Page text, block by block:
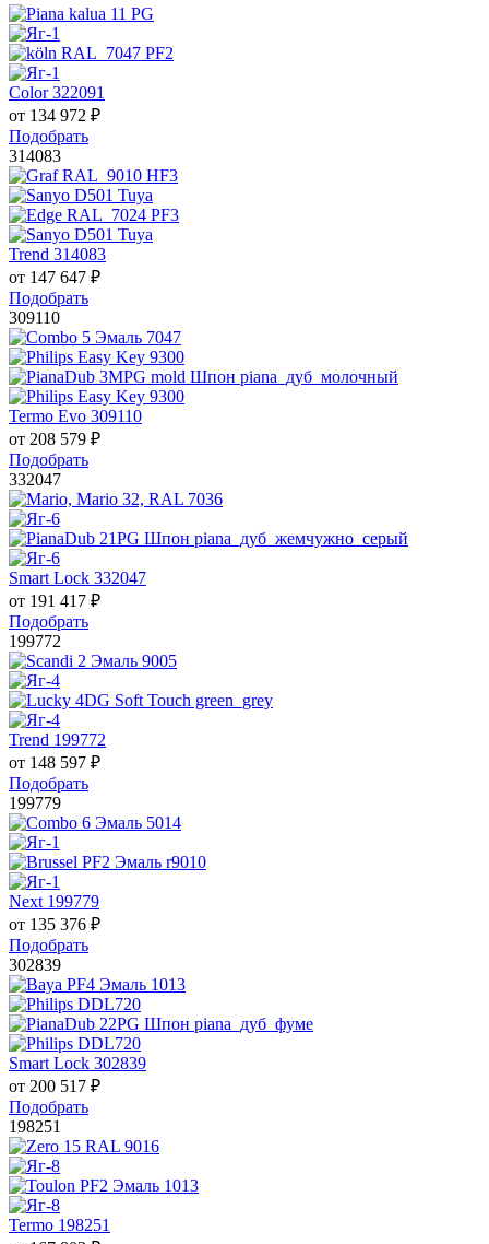
Color 322091
от 134 972 ₽
Подобрать
314083
Trend 314083
от 147 647 ₽
Подобрать
309110
Termo Evo 309110
от 208 579 ₽
Подобрать
332047
Smart Lock 332047
от 191 417 ₽
Подобрать
199772
Trend 199772
от 148 597 ₽
Подобрать
199779
Next 199779
от 135 376 ₽
Подобрать
302839
Smart Lock 302839
от 200 517 ₽
Подобрать
198251
Termo 198251